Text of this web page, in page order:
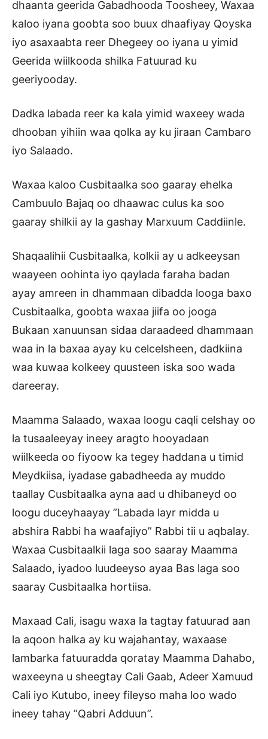
dhaanta geerida Gabadhooda Toosheey, Waxaa
kaloo iyana goobta soo buux dhaafiyay Qoyska
iyo asaxaabta reer Dhegeey oo iyana u yimid
Geerida wiilkooda shilka Fatuurad ku
geeriyooday.
Dadka labada reer ka kala yimid waxeey wada
dhooban yihiin waa qolka ay ku jiraan Cambaro
iyo Salaado.
Waxaa kaloo Cusbitaalka soo gaaray ehelka
Cambuulo Bajaq oo dhaawac culus ka soo
gaaray shilkii ay la gashay Marxuum Caddiinle.
Shaqaalihii Cusbitaalka, kolkii ay u adkeeysan
waayeen oohinta iyo qaylada faraha badan
ayay amreen in dhammaan dibadda looga baxo
Cusbitaalka, goobta waxaa jiifa oo jooga
Bukaan xanuunsan sidaa daraadeed dhammaan
waa in la baxaa ayay ku celcelsheen, dadkiina
waa kuwaa kolkeey quusteen iska soo wada
dareeray.
Maamma Salaado, waxaa loogu caqli celshay oo
la tusaaleeyay ineey aragto hooyadaan
wiilkeeda oo fiyoow ka tegey haddana u timid
Meydkiisa, iyadase gabadheeda ay muddo
taallay Cusbitaalka ayna aad u dhibaneyd oo
loogu duceyhaayay ”Labada layr midda u
abshira Rabbi ha waafajiyo” Rabbi tii u aqbalay.
Waxaa Cusbitaalkii laga soo saaray Maamma
Salaado, iyadoo luudeeyso ayaa Bas laga soo
saaray Cusbitaalka hortiisa.
Maxaad Cali, isagu waxa la tagtay fatuurad aan
la aqoon halka ay ku wajahantay, waxaase
lambarka fatuuradda qoratay Maamma Dahabo,
waxeeyna u sheegtay Cali Gaab, Adeer Xamuud
Cali iyo Kutubo, ineey fileyso maha loo wado
ineey tahay ”Qabri Adduun”.